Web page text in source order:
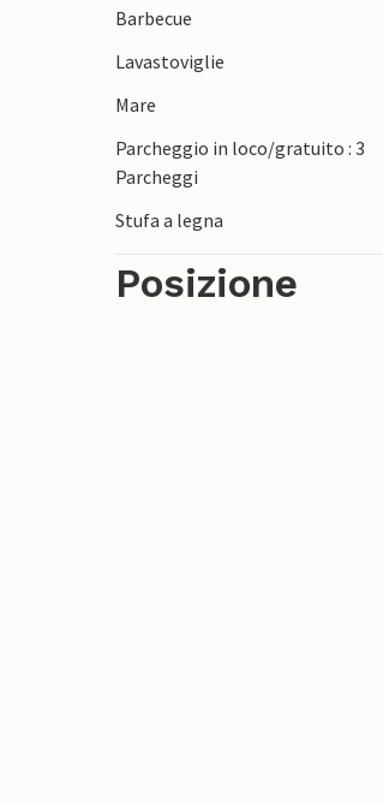
del Grande Belt, spesso
Langeland. Se volete
dintorni. Se avete voglia
Nyborg, dove potrete
Barbecue
Lavastoviglie
Mare
Parcheggio in loco/gratuito : 3
Parcheggi
Stufa a legna
Posizione